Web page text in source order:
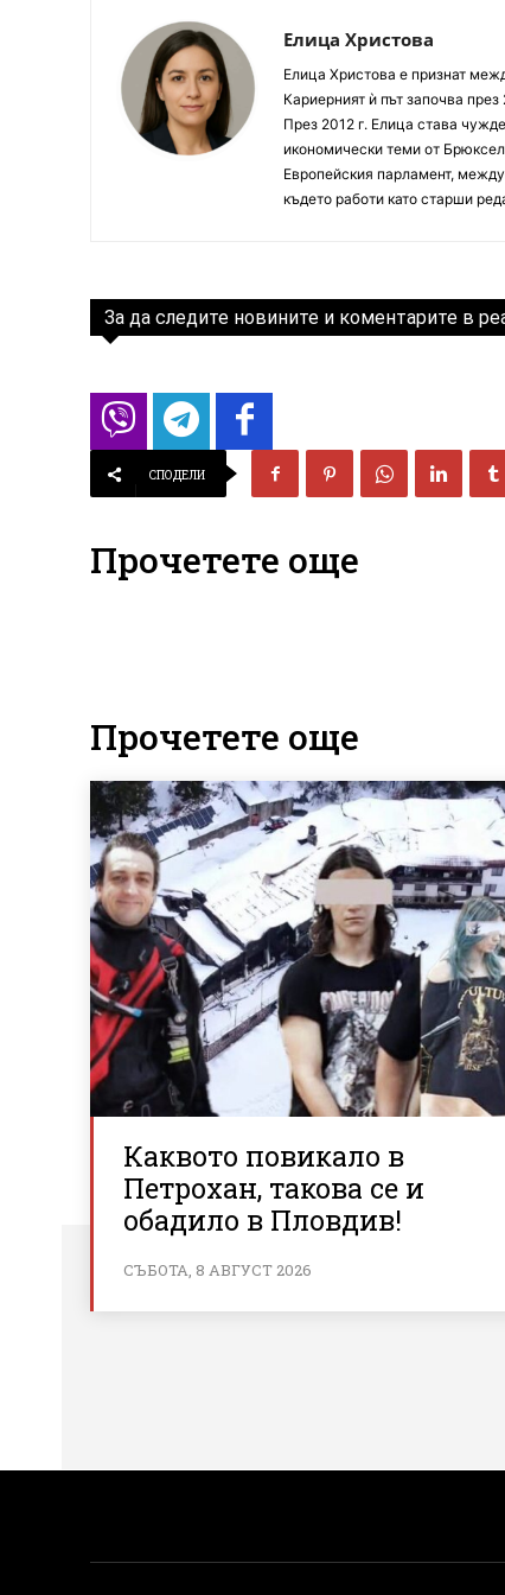
Елица Христова
Елица Христова е признат
Кариерният ѝ път започва
През 2012 г. Елица става
икономически теми от
Европейския парламент,
където работи като старши
За да следите новините и коментарите в
СПОДЕЛИ
Прочетете още
Прочетете още
Каквото повикало в
Петрохан, такова се и
обадило в Пловдив!
СЪБОТА, 8 АВГУСТ 2026